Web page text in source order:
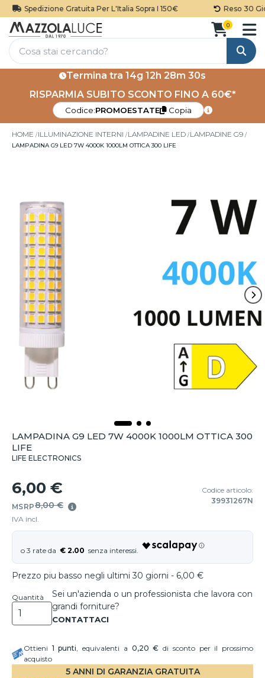
Spedizione Gratuita Per L'Italia Sopra I 150€ Reso 30
Cerca
0
Termina tra 14g 12h 28m 30s
RISPARMIA SUBITO SCONTO FINO A 60€*
Codice:PROMOESTATE Copia
HOME ILLUMINAZIONE INTERNI LAMPADINE LED LAMPADINE G9
LAMPADINA G9 LED 7W 4000K 1000LM OTTICA 300 LIFE
LAMPADINA G9 LED 7W 4000K 1000LM OTTICA 300
LIFE
LIFE ELECTRONICS
6,00 €
MSRP8,00 €
IVA incl.
Codice articolo:
39931267N
€ 2.00
Prezzo piu basso negli ultimi 30 giorni - 6,00 €
Quantità
Sei un'azienda o un professionista che lavora con
grandi forniture?
Ottieni 1 punti, equivalenti a 0,20 € di sconto per il prossimo
acquisto
5 ANNI DI GARANZIA GRATUITA